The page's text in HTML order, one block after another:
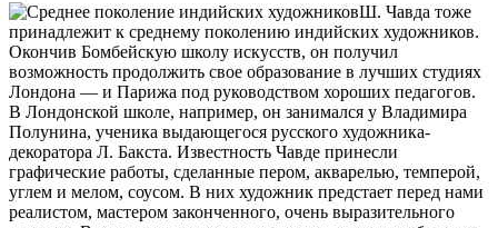
Ш. Чавда тоже
принадлежит к среднему поколению индийских художников.
Окончив Бомбейскую школу искусств, он получил
возможность продолжить свое образование в лучших студиях
Лондона — и Парижа под руководством хороших педагогов.
В Лондонской школе, например, он занимался у Владимира
Полунина, ученика выдающегося русского художника-
декоратора Л. Бакста. Известность Чавде принесли
графические работы, сделанные пером, акварелью, темперой,
углем и мелом, соусом. В них художник предстает перед нами
реалистом, мастером законченного, очень выразительного